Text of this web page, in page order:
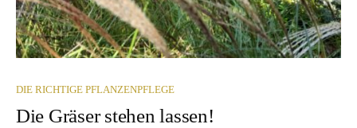
DIE RICHTIGE PFLANZENPFLEGE
Die Gräser stehen lassen!